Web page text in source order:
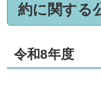
約に関する
令和8年度